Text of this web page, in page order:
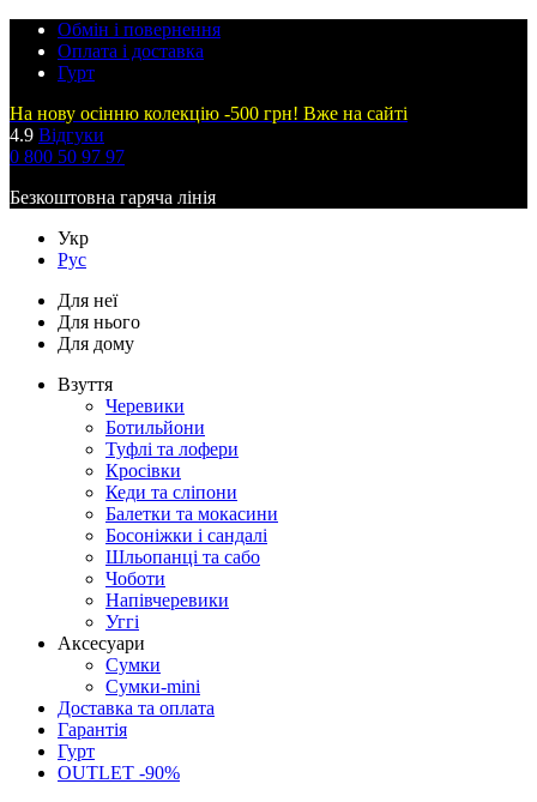
Обмін і повернення
Оплата і доставка
Гурт
На нову осінню колекцію -500 грн! Вже на сайті
4.9 Відгуки
0 800 50 97 97
Безкоштовна гаряча лінія
Укр
Рус
Для неї
Для нього
Для дому
Взуття
Черевики
Ботильйони
Туфлі та лофери
Кросівки
Кеди та сліпони
Балетки та мокасини
Босоніжки і сандалі
Шльопанці та сабо
Чоботи
Напівчеревики
Уггі
Аксесуари
Сумки
Сумки-mini
Доставка та оплата
Гарантія
Гурт
OUTLET -90%